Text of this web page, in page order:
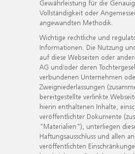
Gewährleistung für die
Vollständigkeit oder
angewandten Methodik.
Wichtige rechtliche und
Informationen. Die Nutzung
auf diese Webseiten oder
AG und/oder deren
verbundenen Unternehmen
Zweigniederlassungen
bereitgestellte verlinkte
hierin enthaltenen Inhalte,
veröffentlichter Dokumente
"Materialien"), unterliegen
Haftungsausschluss und allen
veröffentlichten